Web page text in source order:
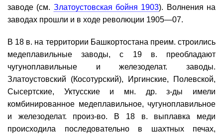
заводе (см. Златоустовская бойня 1903). Волнения на
заводах прошли и в ходе революции 1905—07.
В 18 в. на территории Башкортостана преим. строились
медеплавильные заводы, с 19 в. преобладают
чугуноплавильные и железоделат. заводы.
Златоустовский (Косотурский), Иргинские, Полевской,
Сысертские, Уктусские и мн. др. з-ды имели
комбинированное медеплавильное, чугуноплавильное
и железоделат. произ-во. В 18 в. выплавка меди
происходила последовательно в шахтных печах,